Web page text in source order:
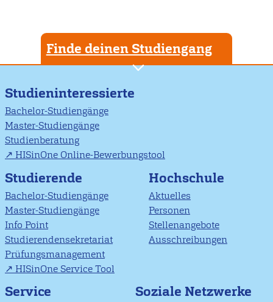
Finde deinen Studiengang
Studieninteressierte
Bachelor-Studiengänge
Master-Studiengänge
Studienberatung
HISinOne Online-Bewerbungstool
Studierende
Bachelor-Studiengänge
Master-Studiengänge
Info Point
Studierendensekretariat
Prüfungsmanagement
HISinOne Service Tool
Hochschule
Aktuelles
Personen
Stellenangebote
Ausschreibungen
Service Soziale Netzwerke